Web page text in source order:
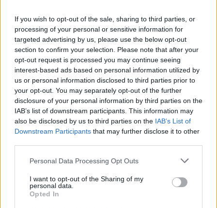
If you wish to opt-out of the sale, sharing to third parties, or
processing of your personal or sensitive information for
targeted advertising by us, please use the below opt-out
section to confirm your selection. Please note that after your
opt-out request is processed you may continue seeing
interest-based ads based on personal information utilized by
us or personal information disclosed to third parties prior to
your opt-out. You may separately opt-out of the further
disclosure of your personal information by third parties on the
IAB’s list of downstream participants. This information may
also be disclosed by us to third parties on the IAB’s List of
Downstream Participants that may further disclose it to other
Personal Data Processing Opt Outs
I want to opt-out of the Sharing of my
personal data.
Opted In
Ερχεται καύσωνας το
Σαββατοκύριακο με
40αρια
14/05/2020 - 11:03
Η παγκόσμια κούρσα
εμβολίων κατά του
κορονοϊού: Πάνω από 100
προγράμματα σε όλον τον
κόσμο
14/05/2020 - 11:53